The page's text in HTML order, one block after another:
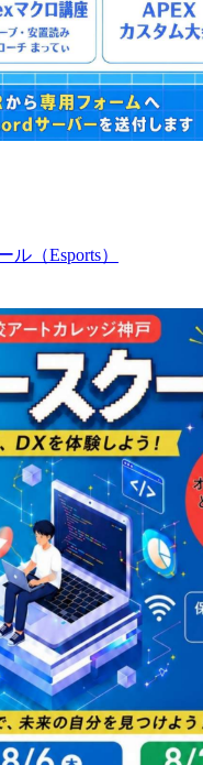
ル（Esports）